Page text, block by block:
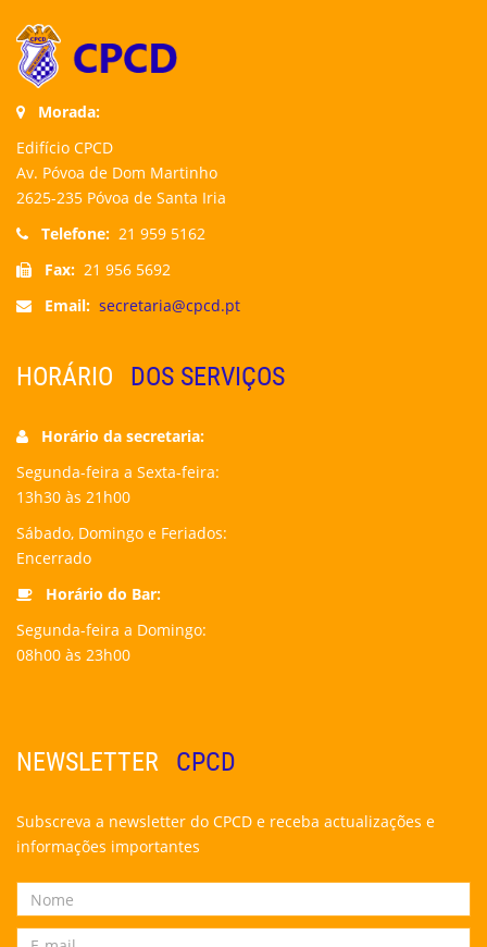
Morada:
Edifício CPCD
Av. Póvoa de Dom Martinho
2625-235 Póvoa de Santa Iria
Telefone: 21 959 5162
Fax: 21 956 5692
Email: secretaria@cpcd.pt
HORÁRIO DOS SERVIÇOS
Horário da secretaria:
Segunda-feira a Sexta-feira:
13h30 às 21h00
Sábado, Domingo e Feriados:
Encerrado
Horário do Bar:
Segunda-feira a Domingo:
08h00 às 23h00
NEWSLETTER CPCD
Subscreva a newsletter do CPCD e receba actualizações e
informações importantes